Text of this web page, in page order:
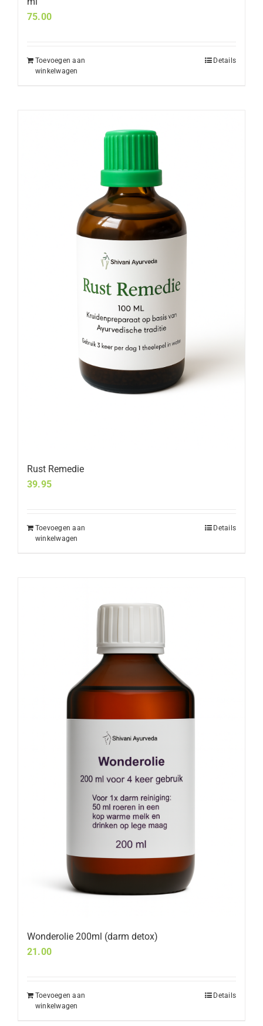
75.00
Toevoegen aan
winkelwagen
Details
Rust Remedie
39.95
Toevoegen aan
winkelwagen
Details
Wonderolie 200ml (darm detox)
21.00
Toevoegen aan
winkelwagen
Details